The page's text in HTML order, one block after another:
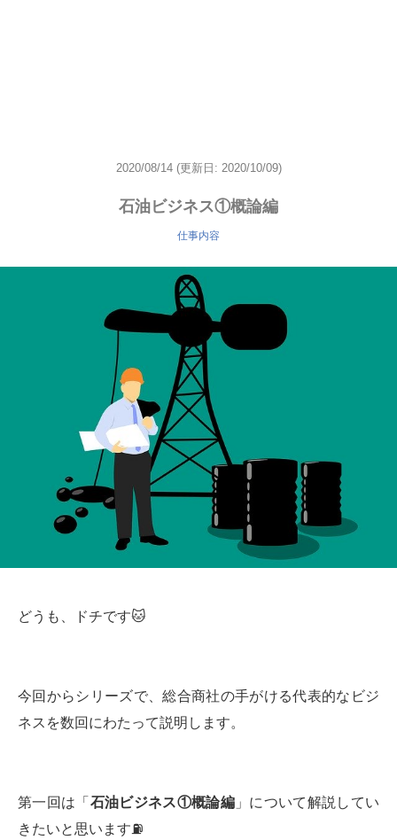
2020/08/14 (更新日: 2020/10/09)
石油ビジネス①概論編
仕事内容
どうも、ドチです🐱
今回からシリーズで、総合商社の手がける代表的なビジ
ネスを数回にわたって説明します。
第一回は「 石油ビジネス①概論編 」について解説してい
きたいと思います⛽️